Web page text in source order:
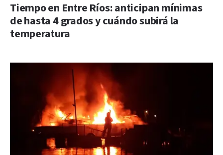
Tiempo en Entre Ríos: anticipan mínimas
de hasta 4 grados y cuándo subirá la
temperatura